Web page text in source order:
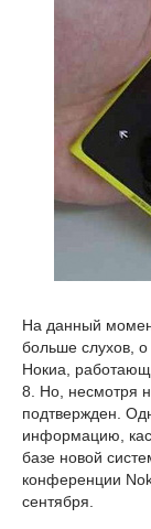
На данный
больше слухов,
Нокиа,
8. Но, несмотря
подтвержден.
информацию,
базе новой
конференции
сентября.